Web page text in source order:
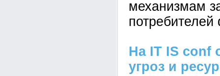
механизмам
На IT IS conf
угроз и